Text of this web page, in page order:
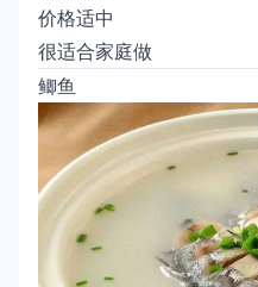
价格适中
很适合家庭做
鲫鱼